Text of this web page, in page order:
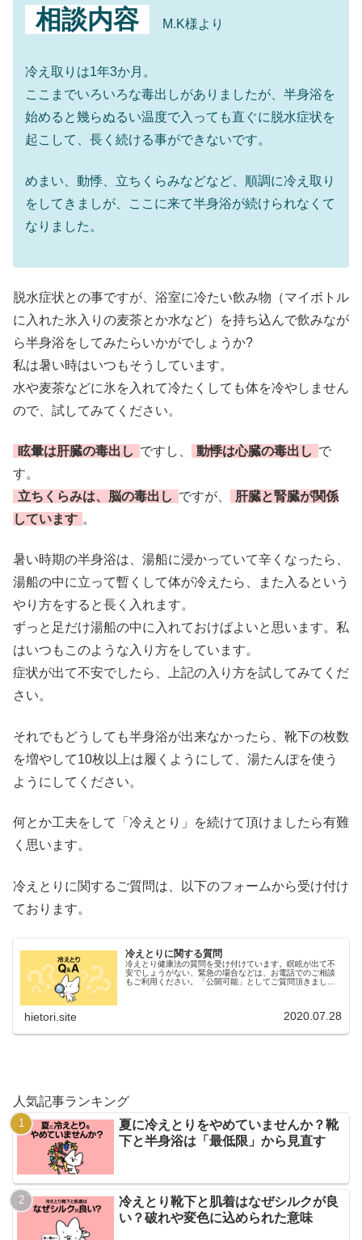
相談内容 M.K様より
冷え取りは1年3か月。
ここまでいろいろな毒出しがありましたが、半身浴を
始めると幾らぬるい温度で入っても直ぐに脱水症状を
起こして、長く続ける事ができないです。
めまい、動悸、立ちくらみなどなど、順調に冷え取り
をしてきましが、ここに来て半身浴が続けられなくて
なりました。
脱水症状との事ですが、浴室に冷たい飲み物（マイボトル
に入れた氷入りの麦茶とか水など）を持ち込んで飲みなが
ら半身浴をしてみたらいかがでしょうか?
私は暑い時はいつもそうしています。
水や麦茶などに氷を入れて冷たくしても体を冷やしません
ので、試してみてください。
眩暈は肝臓の毒出し ですし、 動悸は心臓の毒出し で
す。
立ちくらみは、脳の毒出し ですが、
肝臓と腎臓が関係
しています 。
暑い時期の半身浴は、湯船に浸かっていて辛くなったら、
湯船の中に立って暫くして体が冷えたら、また入るという
やり方をすると長く入れます。
ずっと足だけ湯船の中に入れておけばよいと思います。私
はいつもこのような入り方をしています。
症状が出て不安でしたら、上記の入り方を試してみてくだ
さい。
それでもどうしても半身浴が出来なかったら、靴下の枚数
を増やして10枚以上は履くようにして、湯たんぽを使う
ようにしてください。
何とか工夫をして「冷えとり」を続けて頂けましたら有難
く思います。
冷えとりに関するご質問は、以下のフォームから受け付け
ております。
冷えとりに関する質問
冷えとり健康法の質問を受け付けています。瞑眩が出て不
安でしょうがない、緊急の場合などは、お電話でのご相談
もご利用ください。「公開可能」としてご質問頂きました
hietori.site 2020.07.28
人気記事ランキング
夏に冷えとりをやめていませんか？靴
下と半身浴は「最低限」から見直す
冷えとり靴下と肌着はなぜシルクが良
い？破れや変色に込められた意味